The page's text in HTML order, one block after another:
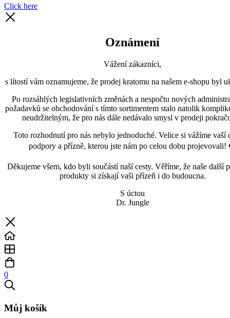
Click here
Oznámení
Vážení zákazníci,
s lítostí vám oznamujeme, že prodej kratomu na našem e-shopu byl
Po rozsáhlých legislativních změnách a nespočtu nových
požadavků se obchodování s tímto sortimentem stalo natolik
neudržitelným, že pro nás dále nedávalo smysl v prodeji
Toto rozhodnutí pro nás nebylo jednoduché. Velice si vážíme vaší
podpory a přízně, kterou jste nám po celou dobu
Děkujeme všem, kdo byli součástí naší cesty. Věříme, že naše další
produkty si získají vaši přízeň i do budoucna.
S úctou
Dr. Jungle
0
Můj košík